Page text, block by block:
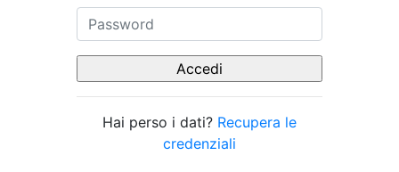
Hai perso i dati? Recupera le
credenziali